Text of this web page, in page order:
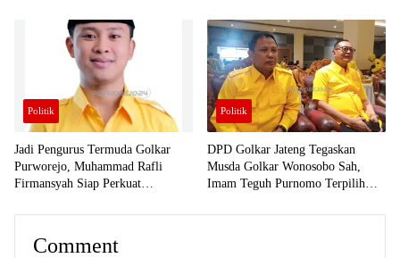
Masyarakat
Politik
Jadi Pengurus Termuda Golkar
Purworejo, Muhammad Rafli
Firmansyah Siap Perkuat
Pemilu 2029
Politik
DPD Golkar Jateng Tegaskan
Musda Golkar Wonosobo Sah,
Imam Teguh Purnomo Terpilih
Comment